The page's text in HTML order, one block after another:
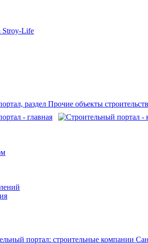
Stroy-Life
портал: строительные компании